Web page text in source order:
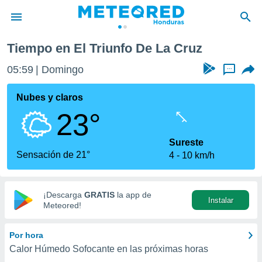
de
ha sido
calidad.
a este
las
y
digital
basada
Tiempo en El Triunfo De La Cruz
05:59 Domingo ...
Nubes y claros
23°
Sensación de 21°
Sureste
4
10 km/h
¡Descarga GRATIS la app de
Meteored!
Instalar
Por hora
Calor Húmedo Sofocante en las próximas horas